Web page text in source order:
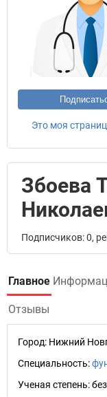
Это моя
Збоева
Подписчиков: 0,
Главное
Отзывы
Город: Нижний
Специальность:
Ученая степень: